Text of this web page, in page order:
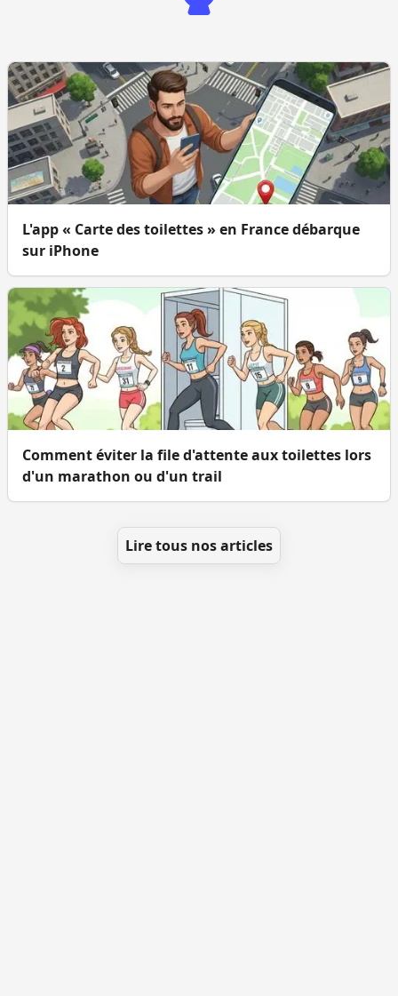
L'app « Carte des toilettes » en France débarque
sur iPhone
Comment éviter la file d'attente aux toilettes lors
d'un marathon ou d'un trail
Lire tous nos articles